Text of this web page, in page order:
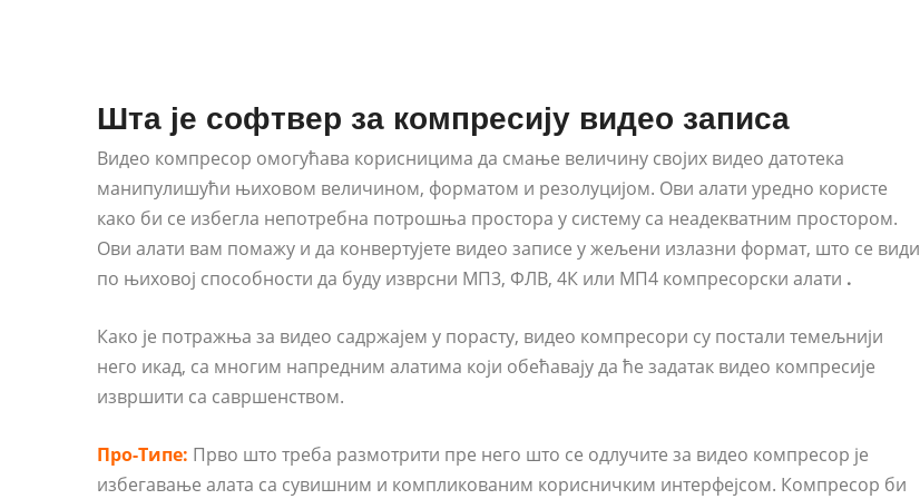
Шта је софтвер за компресију видео записа
Видео компресор омогућава корисницима да смање величину својих видео датотека
манипулишући њиховом величином, форматом и резолуцијом. Ови алати уредно користе
како би се избегла непотребна потрошња простора у систему са неадекватним простором.
Ови алати вам помажу и да конвертујете видео записе у жељени излазни формат, што се види
по њиховој способности да буду изврсни МП3, ФЛВ, 4К или МП4 компресорски алати .
Како је потражња за видео садржајем у порасту, видео компресори су постали темељнији
него икад, са многим напредним алатима који обећавају да ће задатак видео компресије
извршити са савршенством.
Про-Типе: Прво што треба размотрити пре него што се одлучите за видео компресор је
избегавање алата са сувишним и компликованим корисничким интерфејсом. Компресор би